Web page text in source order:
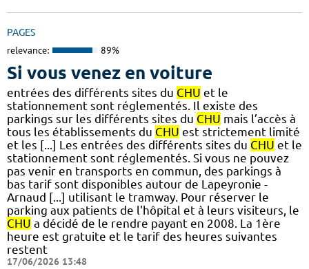
PAGES
relevance: 89%
Si vous venez en voiture
entrées des différents sites du CHU et le
stationnement sont réglementés. Il existe des
parkings sur les différents sites du CHU mais l’accès à
tous les établissements du CHU est strictement limité
et les [...] Les entrées des différents sites du CHU et le
stationnement sont réglementés. Si vous ne pouvez
pas venir en transports en commun, des parkings à
bas tarif sont disponibles autour de Lapeyronie -
Arnaud [...] utilisant le tramway. Pour réserver le
parking aux patients de l'hôpital et à leurs visiteurs, le
CHU a décidé de le rendre payant en 2008. La 1ère
heure est gratuite et le tarif des heures suivantes
restent
17/06/2026 13:48